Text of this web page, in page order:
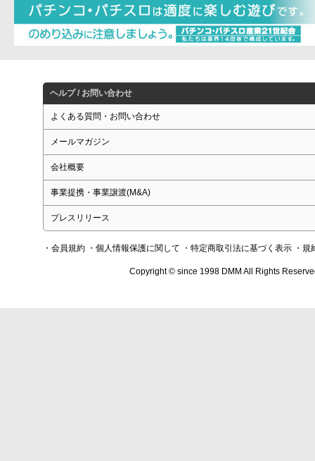
ヘルプ / お問い合わせ
よくある質問・お問い合わせ
メールマガジン
会社概要
事業提携・事業譲渡(M&A)
プレスリリース
・会員規約 ・個人情報保護に関して ・特定商取引法に基づく表示 ・規
Copyright © since 1998 DMM All Rights